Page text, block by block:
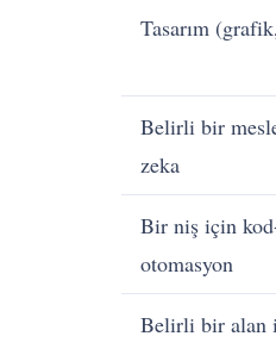
Tasarım
Belirli bir
zeka
Bir niş için
otomasyon
Belirli bir alan